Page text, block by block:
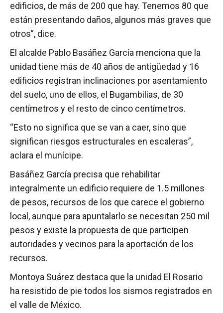
edificios, de más de 200 que hay. Tenemos 80 que
están presentando daños, algunos más graves que
otros”, dice.
El alcalde Pablo Basáñez García menciona que la
unidad tiene más de 40 años de antigüedad y 16
edificios registran inclinaciones por asentamiento
del suelo, uno de ellos, el Bugambilias, de 30
centímetros y el resto de cinco centímetros.
“Esto no significa que se van a caer, sino que
significan riesgos estructurales en escaleras”,
aclara el munícipe.
Basáñez García precisa que rehabilitar
integralmente un edificio requiere de 1.5 millones
de pesos, recursos de los que carece el gobierno
local, aunque para apuntalarlo se necesitan 250 mil
pesos y existe la propuesta de que participen
autoridades y vecinos para la aportación de los
recursos.
Montoya Suárez destaca que la unidad El Rosario
ha resistido de pie todos los sismos registrados en
el valle de México.